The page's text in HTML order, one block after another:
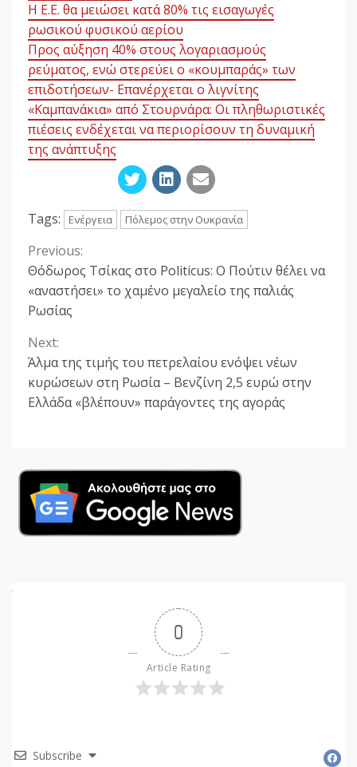
H E.E. θα μειώσει κατά 80% τις εισαγωγές
ρωσικού φυσικού αερίου
Προς αύξηση 40% στους λογαριασμούς
ρεύματος, ενώ στερεύει ο «κουμπαράς» των
επιδοτήσεων- Επανέρχεται ο λιγνίτης
«Καμπανάκια» από Στουρνάρα: Οι πληθωριστικές
πιέσεις ενδέχεται να περιορίσουν τη δυναμική
της ανάπτυξης
Tags: Ενέργεια Πόλεμος στην Ουκρανία
Continue
Reading
Previous:
Θόδωρος Τσίκας στο Politicus: Ο Πούτιν θέλει να
«αναστήσει» το χαμένο μεγαλείο της παλιάς
Ρωσίας
Next:
Άλμα της τιμής του πετρελαίου ενόψει νέων
κυρώσεων στη Ρωσία – Βενζίνη 2,5 ευρώ στην
Ελλάδα «βλέπουν» παράγοντες της αγοράς
0
Article Rating
Subscribe